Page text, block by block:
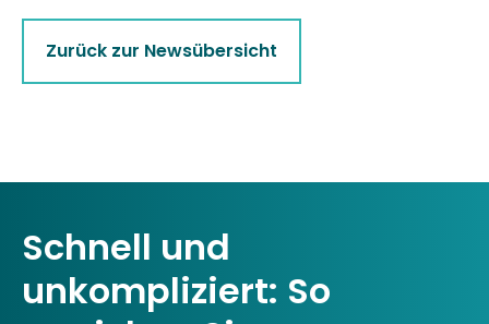
Zurück zur Newsübersicht
Schnell und
unkompliziert: So